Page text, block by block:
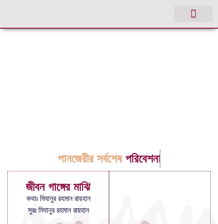
পানজেরীর সর্বশেষ পরিবেশনা
জীবন গাঙ্গের মাঝি
কথাঃ মিযানুর রহমান রায়হান
সুরঃ মিযানুর রহমান রায়হান